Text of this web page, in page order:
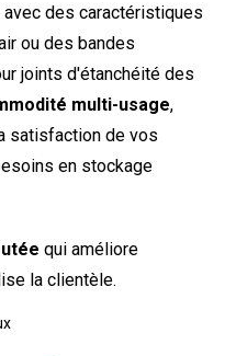
des caractéristiques
ou des bandes
joints d'étanchéité des
multi-usage,
satisfaction de vos
en stockage
qui améliore
la clientèle.